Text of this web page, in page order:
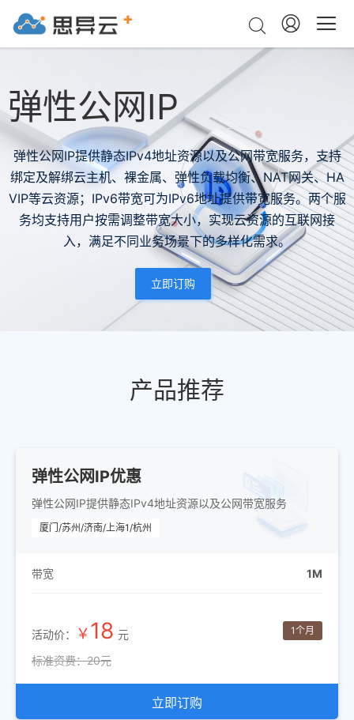
弹性公网IP
弹性公网IP提供静态IPv4地址资源以及公网带宽服务，支持
绑定及解绑云主机、裸金属、弹性负载均衡、NAT网关、HA
VIP等云资源；IPv6带宽可为IPv6地址提供带宽服务。两个服
务均支持用户按需调整带宽大小，实现云资源的互联网接
入，满足不同业务场景下的多样化需求。
立即订购
产品推荐
弹性公网IP优惠
弹性公网IP提供静态IPv4地址资源以及公网带宽服务
厦门/苏州/济南/上海1/杭州
带宽 1M
活动价： ￥18 元
标准资费：20元
1个月
立即订购